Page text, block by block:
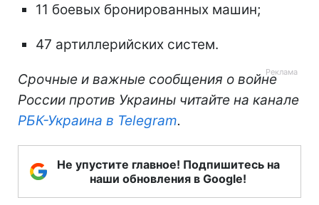
11 боевых бронированных машин;
47 артиллерийских систем.
Срочные и важные сообщения о войне
России против Украины читайте на канале
РБК-Украина в Telegram.
Не упустите главное! Подпишитесь на
наши обновления в Google!